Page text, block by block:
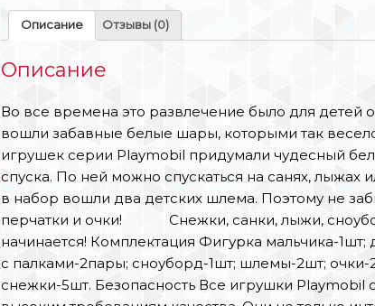
Описание Отзывы (0)
Описание
Во все времена это развлечение было для
вошли забавные белые шары, которыми так
игрушек серии Playmobil придумали чудесный
спуска. По ней можно спускаться на санях,
в набор вошли два детских шлема. Поэтому не
перчатки и очки! Снежки, санки, лыжи,
начинается! Комплектация Фигурка мальчика-
с палками-2пары; сноуборд-1шт; шлемы-2шт; очки-
снежки-5шт. Безопасность Все игрушки